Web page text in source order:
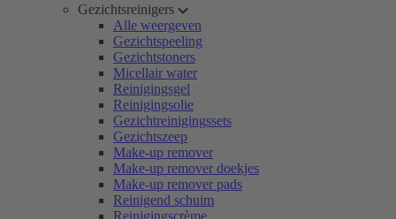
Gezichtsreinigers
Alle weergeven
Gezichtspeeling
Gezichtstoners
Micellair water
Reinigingsgel
Reinigingsolie
Gezichtreinigingssets
Gezichtszeep
Make-up remover
Make-up remover doekjes
Make-up remover pads
Reinigend schuim
Reinigingscrème